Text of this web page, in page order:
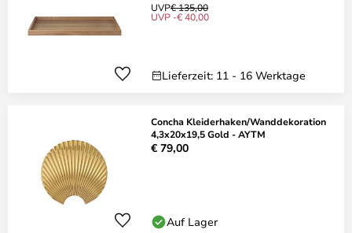
UVP€ 135,00
UVP -€ 40,00
Lieferzeit: 11 - 16 Werktage
Concha Kleiderhaken/Wanddekoration
4,3x20x19,5 Gold - AYTM
€ 79,00
Auf Lager